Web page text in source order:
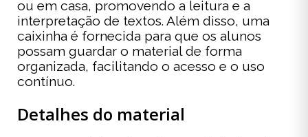
ou em casa, promovendo a leitura e a
interpretação de textos. Além disso, uma
caixinha é fornecida para que os alunos
possam guardar o material de forma
organizada, facilitando o acesso e o uso
contínuo.
Detalhes do material